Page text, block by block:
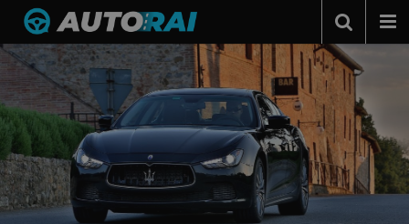
Autonieuws
Podcast
Autotests
Automerken
Adverteren